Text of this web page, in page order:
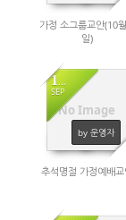
가정 소그룹교안(10
일)
No Image
13
SEP
by 운영자
835
추석명절 가정예배